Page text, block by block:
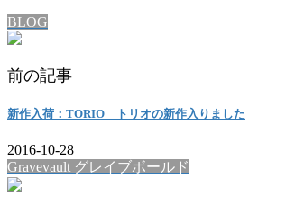
BLOG
前の記事
新作入荷：TORIO トリオの新作入りました
2016-10-28
Gravevault グレイブボールド